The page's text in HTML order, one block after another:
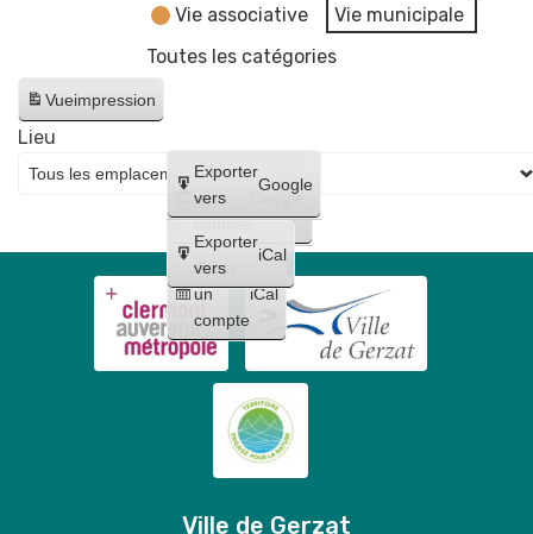
Vie associative
Vie municipale
Toutes les catégories
Vueimpression
Créer
un
compte
Google
Créer
un
compte
iCal
Exporter
vers
Google
Exporter
vers
iCal
Lieu
Ville de Gerzat